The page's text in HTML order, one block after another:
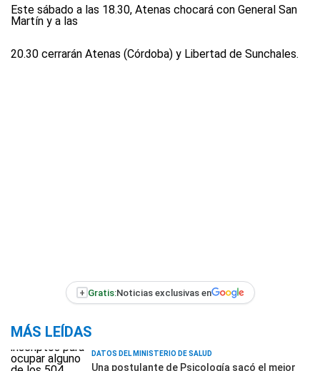
Este sábado a las 18.30, Atenas chocará con General San
Martín y a las
20.30 cerrarán Atenas (Córdoba) y Libertad de Sunchales.
+ Gratis:Noticias exclusivas en
MÁS LEÍDAS
DATOS DEL MINISTERIO DE SALUD
Una postulante de Psicología sacó el mejor